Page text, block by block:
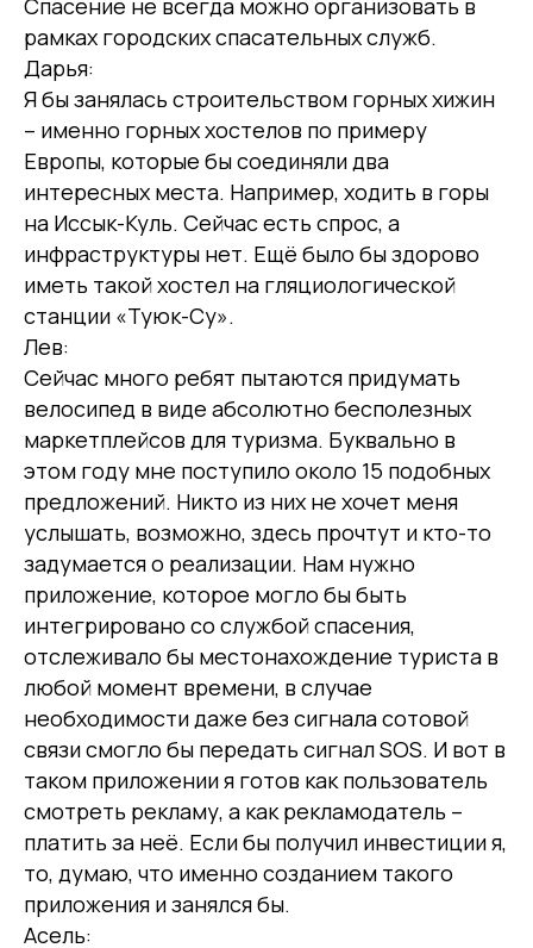
рамках городских спасательных служб.
Дарья:
Я бы занялась строительством горных хижин
– именно горных хостелов по примеру
Европы, которые бы соединяли два
интересных места. Например, ходить в горы
на Иссык-Куль. Сейчас есть спрос, а
инфраструктуры нет. Ещё было бы здорово
иметь такой хостел на гляциологической
станции «Туюк-Су».
Лев:
Сейчас много ребят пытаются придумать
велосипед в виде абсолютно бесполезных
маркетплейсов для туризма. Буквально в
этом году мне поступило около 15 подобных
предложений. Никто из них не хочет меня
услышать, возможно, здесь прочтут и кто-то
задумается о реализации. Нам нужно
приложение, которое могло бы быть
интегрировано со службой спасения,
отслеживало бы местонахождение туриста в
любой момент времени, в случае
необходимости даже без сигнала сотовой
связи смогло бы передать сигнал SOS. И вот в
таком приложении я готов как пользователь
смотреть рекламу, а как рекламодатель –
платить за неё. Если бы получил инвестиции я,
то, думаю, что именно созданием такого
приложения и занялся бы.
Асель: